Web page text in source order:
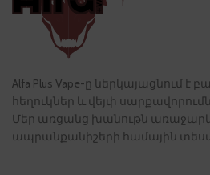
Alfa Plus Vape-ը ներկայացնում է
հեղուկներ և վեյփ
Մեր առցանց խանութն
ապրանքանիշերի համային